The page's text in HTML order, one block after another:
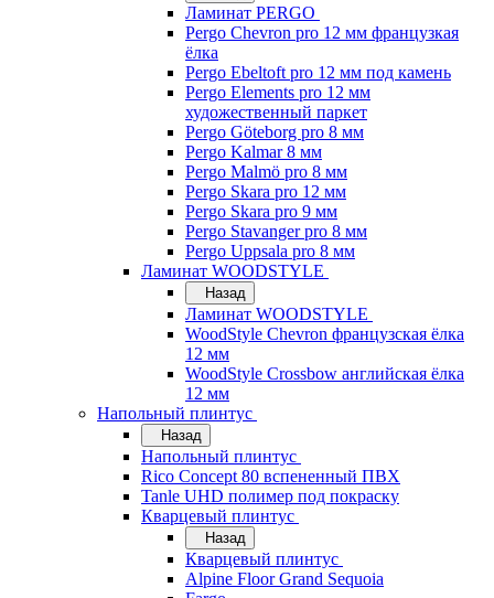
Ламинат PERGO
Pergo Chevron pro 12 мм французкая
ёлка
Pergo Ebeltoft pro 12 мм под камень
Pergo Elements pro 12 мм
художественный паркет
Pergo Göteborg pro 8 мм
Pergo Kalmar 8 мм
Pergo Malmö pro 8 мм
Pergo Skara pro 12 мм
Pergo Skara pro 9 мм
Pergo Stavanger pro 8 мм
Pergo Uppsala pro 8 мм
Ламинат WOODSTYLE
Назад
Ламинат WOODSTYLE
WoodStyle Chevron французская ёлка
12 мм
WoodStyle Crossbow английская ёлка
12 мм
Напольный плинтус
Назад
Напольный плинтус
Rico Concept 80 вспененный ПВХ
Tanle UHD полимер под покраску
Кварцевый плинтус
Назад
Кварцевый плинтус
Alpine Floor Grand Sequoia